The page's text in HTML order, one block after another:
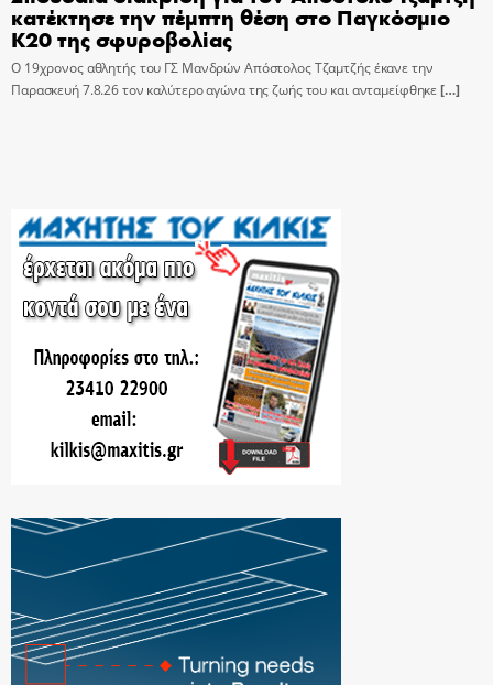
κατέκτησε την πέμπτη θέση στο Παγκόσμιο
Κ20 της σφυροβολίας
Ο 19χρονος αθλητής του ΓΣ Μανδρών Απόστολος Τζαμτζής έκανε την
Παρασκευή 7.8.26 τον καλύτερο αγώνα της ζωής του και ανταμείφθηκε[…]